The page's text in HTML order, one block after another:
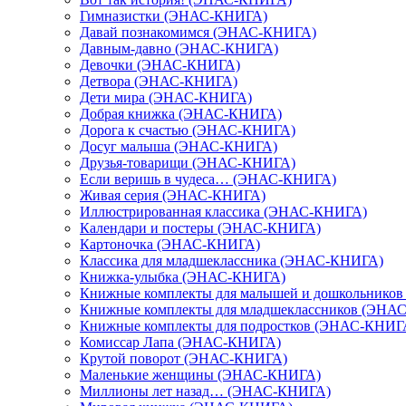
Гимназистки (ЭНАС-КНИГА)
Давай познакомимся (ЭНАС-КНИГА)
Давным-давно (ЭНАС-КНИГА)
Девочки (ЭНАС-КНИГА)
Детвора (ЭНАС-КНИГА)
Дети мира (ЭНАС-КНИГА)
Добрая книжка (ЭНАС-КНИГА)
Дорога к счастью (ЭНАС-КНИГА)
Досуг малыша (ЭНАС-КНИГА)
Друзья-товарищи (ЭНАС-КНИГА)
Если веришь в чудеса… (ЭНАС-КНИГА)
Живая серия (ЭНАС-КНИГА)
Иллюстрированная классика (ЭНАС-КНИГА)
Календари и постеры (ЭНАС-КНИГА)
Картоночка (ЭНАС-КНИГА)
Классика для младшеклассника (ЭНАС-КНИГА)
Книжка-улыбка (ЭНАС-КНИГА)
Книжные комплекты для малышей и
Книжные комплекты для младшеклассников
Книжные комплекты для подростков (ЭНАС-
Комиссар Лапа (ЭНАС-КНИГА)
Крутой поворот (ЭНАС-КНИГА)
Маленькие женщины (ЭНАС-КНИГА)
Миллионы лет назад… (ЭНАС-КНИГА)